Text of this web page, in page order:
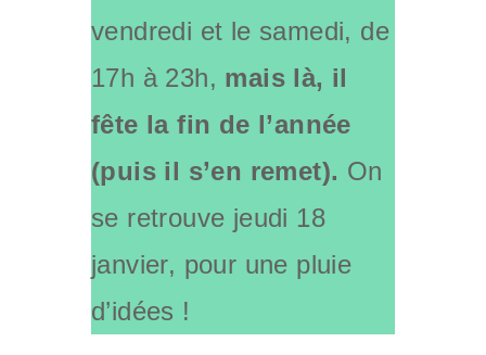
vendredi et le samedi, de
17h à 23h, mais là, il
fête la fin de l’année
(puis il s’en remet). On
se retrouve jeudi 18
janvier, pour une pluie
d’idées !